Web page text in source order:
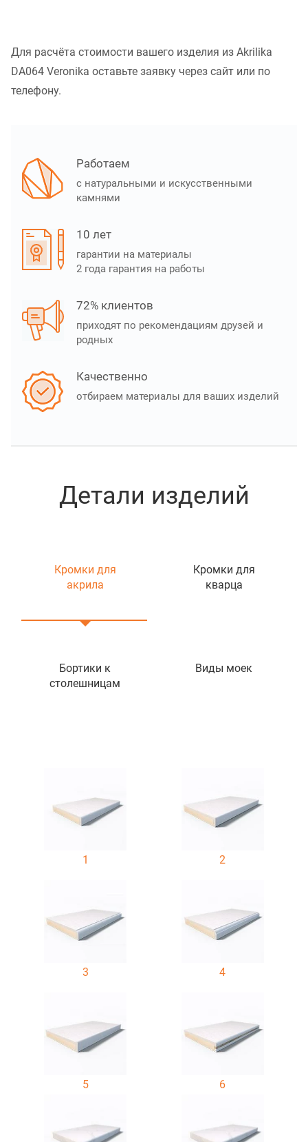
Для расчёта стоимости вашего изделия из Akrilika
DA064 Veronika оставьте заявку через сайт или по
телефону.
Работаем
с натуральными и искусственными
камнями
10 лет
гарантии на материалы
2 года гарантия на работы
72% клиентов
приходят по рекомендациям друзей и
родных
Качественно
отбираем материалы для ваших изделий
Детали изделий
Кромки для
акрила
Кромки для
кварца
Бортики к
столешницам
Виды моек
1 2
3 4
5 6